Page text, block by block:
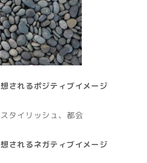
されるポジティブイメージ
タイリッシュ、都会
されるネガティブイメージ